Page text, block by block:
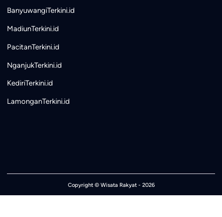
BanyuwangiTerkini.id
MadiunTerkini.id
PacitanTerkini.id
NganjukTerkini.id
KediriTerkini.id
LamonganTerkini.id
Copyright © Wisata Rakyat- 2026